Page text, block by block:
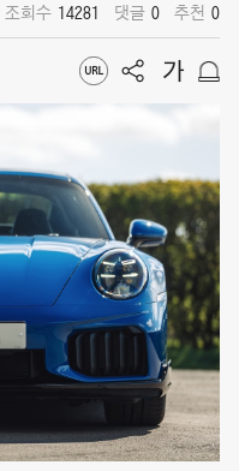
조회수 14281 댓글 0 추천 0